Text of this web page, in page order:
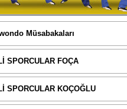
Müsabakaları
SPORCULAR FOÇA
SPORCULAR KOÇOĞLU